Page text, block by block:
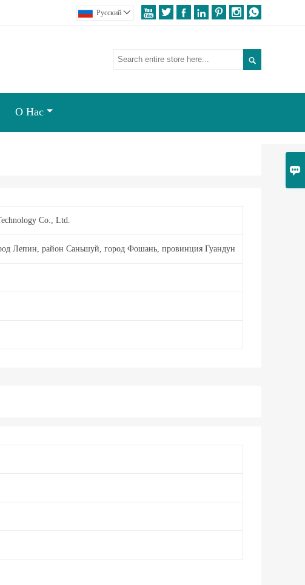

      
Pусский 

О Нас
Co., Ltd.
Лепин, район Саньшуй, город Фошань, провинция Гуандун